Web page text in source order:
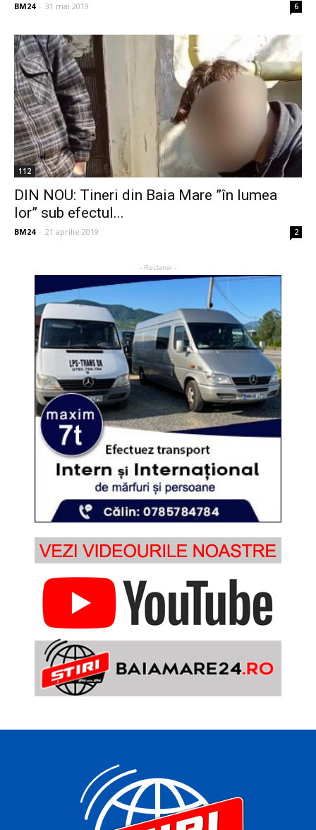
BM24 - 31 mai 2019 6
112
DIN NOU: Tineri din Baia Mare ”în lumea
lor” sub efectul...
BM24 - 21 aprilie 2019 2
- Reclame -